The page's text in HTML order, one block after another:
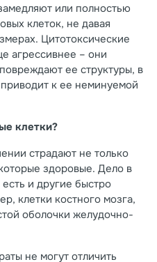
или полностью
клеток, не давая
Цитотоксические
агрессивнее – они
ее структуры, в
к ее неминуемой
клетки?
страдают не только
здоровые. Дело в
и другие быстро
клетки костного мозга,
оболочки желудочно-
не могут отличить